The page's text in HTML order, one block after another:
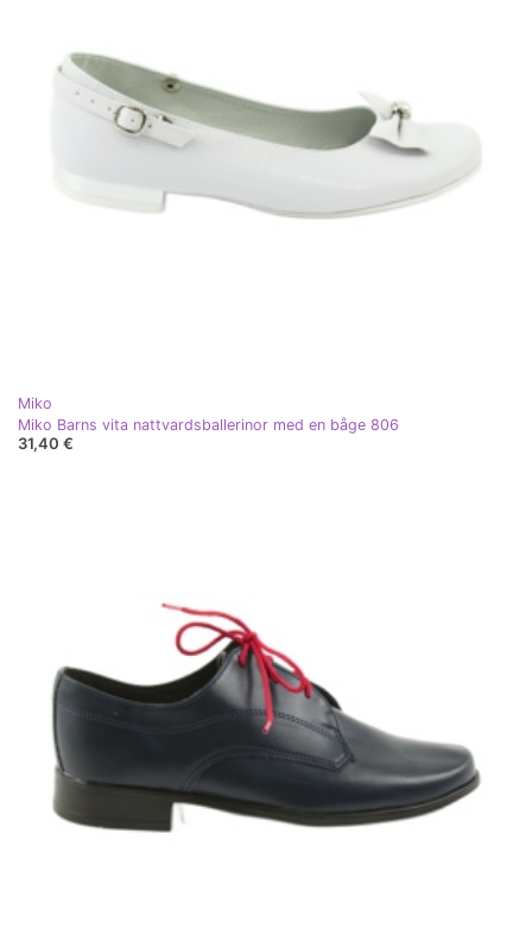
Miko
Miko Barns vita nattvardsballerinor med en båge 806
31,40 €